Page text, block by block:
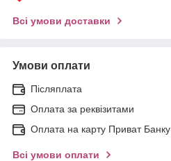
Всі умови доставки
Умови оплати
Післяплата
Оплата за реквізитами
Оплата на карту Приват Банку
Всі умови оплати